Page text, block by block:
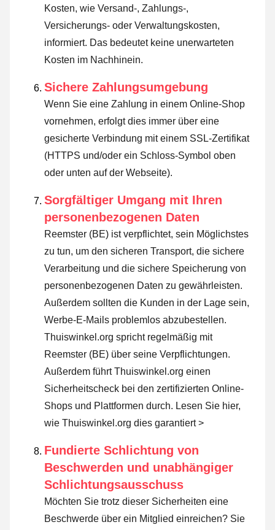
Kosten, wie Versand-, Zahlungs-,
Versicherungs- oder Verwaltungskosten,
informiert. Das bedeutet keine unerwarteten
Kosten im Nachhinein.
Sichere Zahlungsumgebung
Wenn Sie eine Zahlung in einem Online-Shop
vornehmen, erfolgt dies immer über eine
gesicherte Verbindung mit einem SSL-Zertifikat
(HTTPS und/oder ein Schloss-Symbol oben
oder unten auf der Webseite).
Sorgfältiger Umgang mit Ihren
personenbezogenen Daten
Reemster (BE) ist verpflichtet, sein Möglichstes
zu tun, um den sicheren Transport, die sichere
Verarbeitung und die sichere Speicherung von
personenbezogenen Daten zu gewährleisten.
Außerdem sollten die Kunden in der Lage sein,
Werbe-E-Mails problemlos abzubestellen.
Thuiswinkel.org spricht regelmäßig mit
Reemster (BE) über seine Verpflichtungen.
Außerdem führt Thuiswinkel.org einen
Sicherheitscheck bei den zertifizierten Online-
Shops und Plattformen durch. Lesen Sie hier,
wie Thuiswinkel.org dies garantiert >
Fundierte Schlichtung von
Beschwerden und unabhängiger
Schlichtungsausschuss
Möchten Sie trotz dieser Sicherheiten eine
Beschwerde über ein Mitglied einreichen? Sie